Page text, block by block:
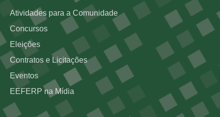
Atividades para a Comunidade
Concursos
Eleições
Contratos e Licitações
Eventos
EEFERP na Mídia